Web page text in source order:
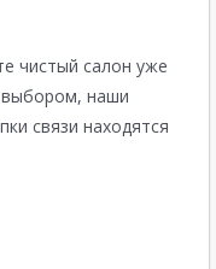
чистый салон уже
выбором, наши
связи находятся